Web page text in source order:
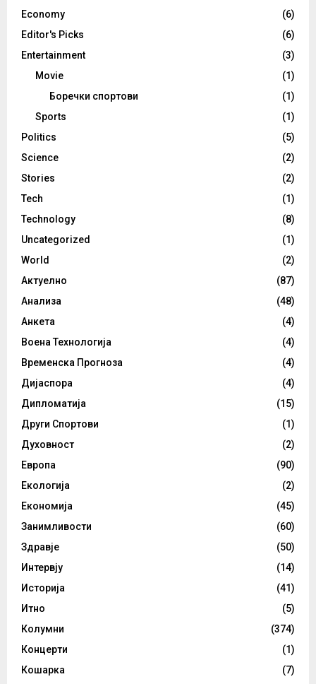
Economy
(6)
Editor's Picks
(6)
Entertainment
(3)
Movie
(1)
Боречки спортови
(1)
Sports
(1)
Politics
(5)
Science
(2)
Stories
(2)
Tech
(1)
Technology
(8)
Uncategorized
(1)
World
(2)
Актуелно
(87)
Анализа
(48)
Анкета
(4)
Воена Технологија
(4)
Временска Прогноза
(4)
Дијаспора
(4)
Дипломатија
(15)
Други Спортови
(1)
Духовност
(2)
Европа
(90)
Екологија
(2)
Економија
(45)
Занимливости
(60)
Здравје
(50)
Интервју
(14)
Историја
(41)
Итно
(5)
Колумни
(374)
Концерти
(1)
Кошарка
(7)